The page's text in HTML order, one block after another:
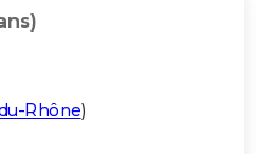
Rhône)